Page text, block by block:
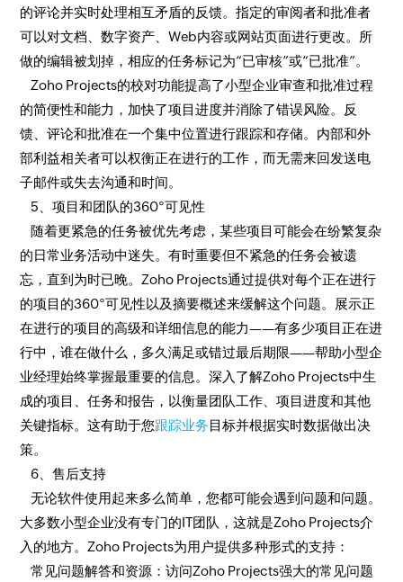
的评论并实时处理相互矛盾的反馈。指定的审阅者和批准者
可以对文档、数字资产、Web内容或网站页面进行更改。所
做的编辑被划掉，相应的任务标记为“已审核”或“已批准”。
Zoho Projects的校对功能提高了小型企业审查和批准过程
的简便性和能力，加快了项目进度并消除了错误风险。反
馈、评论和批准在一个集中位置进行跟踪和存储。内部和外
部利益相关者可以权衡正在进行的工作，而无需来回发送电
子邮件或失去沟通和时间。
5、项目和团队的360°可见性
随着更紧急的任务被优先考虑，某些项目可能会在纷繁复杂
的日常业务活动中迷失。有时重要但不紧急的任务会被遗
忘，直到为时已晚。Zoho Projects通过提供对每个正在进行
的项目的360°可见性以及摘要概述来缓解这个问题。展示正
在进行的项目的高级和详细信息的能力——有多少项目正在进
行中，谁在做什么，多久满足或错过最后期限——帮助小型企
业经理始终掌握最重要的信息。深入了解Zoho Projects中生
成的项目、任务和报告，以衡量团队工作、项目进度和其他
关键指标。这有助于您跟踪业务目标并根据实时数据做出决
策。
6、售后支持
无论软件使用起来多么简单，您都可能会遇到问题和问题。
大多数小型企业没有专门的IT团队，这就是Zoho Projects介
入的地方。Zoho Projects为用户提供多种形式的支持：
常见问题解答和资源：访问Zoho Projects强大的常见问题